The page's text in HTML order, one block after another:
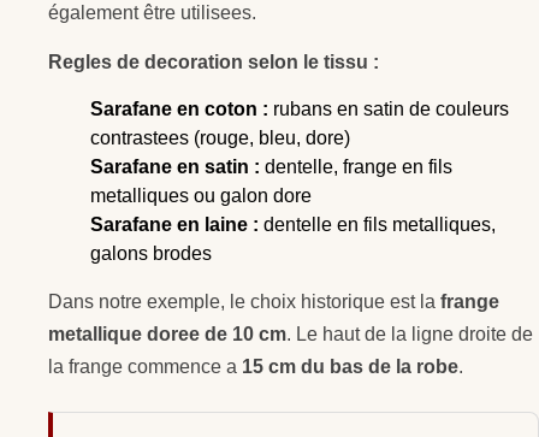
également être utilisees.
Regles de decoration selon le tissu :
Sarafane en coton : rubans en satin de couleurs
contrastees (rouge, bleu, dore)
Sarafane en satin : dentelle, frange en fils
metalliques ou galon dore
Sarafane en laine : dentelle en fils metalliques,
galons brodes
Dans notre exemple, le choix historique est la frange
metallique doree de 10 cm. Le haut de la ligne droite de
la frange commence a 15 cm du bas de la robe.